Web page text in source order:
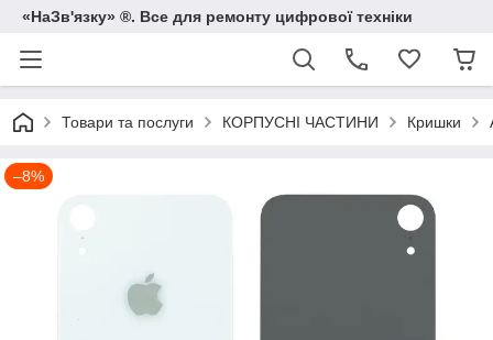
«НаЗв'язку» ®. Все для ремонту цифрової техніки
Товари та послуги КОРПУСНІ ЧАСТИНИ Кришки
–8%